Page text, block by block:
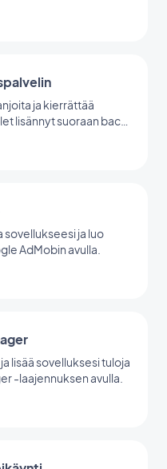
ja kierrättää
lisännyt suoraan back
ja luo
AdMobin avulla.
lisää sovelluksesi tuloja
-laajennuksen avulla.